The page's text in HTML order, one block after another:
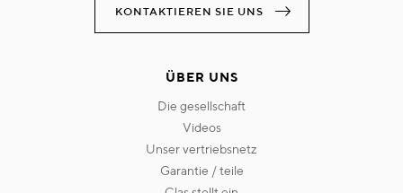
KONTAKTIEREN SIE UNS
ÜBER UNS
die gesellschaft
videos
unser vertriebsnetz
garantie / teile